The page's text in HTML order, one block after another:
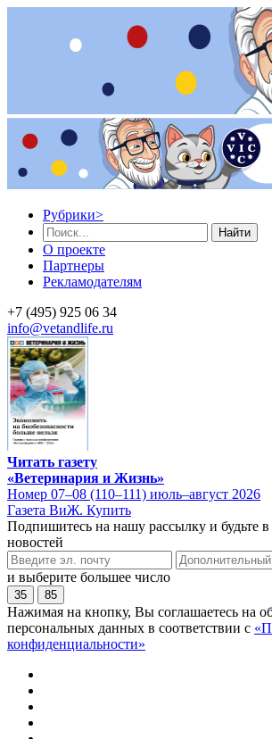
Рубрики>
Найти
О проекте
Партнеры
Рекламодателям
+7 (495) 925 06 34
info@vetandlife.ru
Читать газету
«Ветеринария и Жизнь»
Номер 07–08 (110–111) июль–август 2026
Газета ВиЖ. Купить
Подпишитесь на нашу рассылку и будьте в
новостей
и выберите большее число
35 85
Нажимая на кнопку, Вы соглашаетесь на
персональных данных в соответствии с
конфиденциальности»